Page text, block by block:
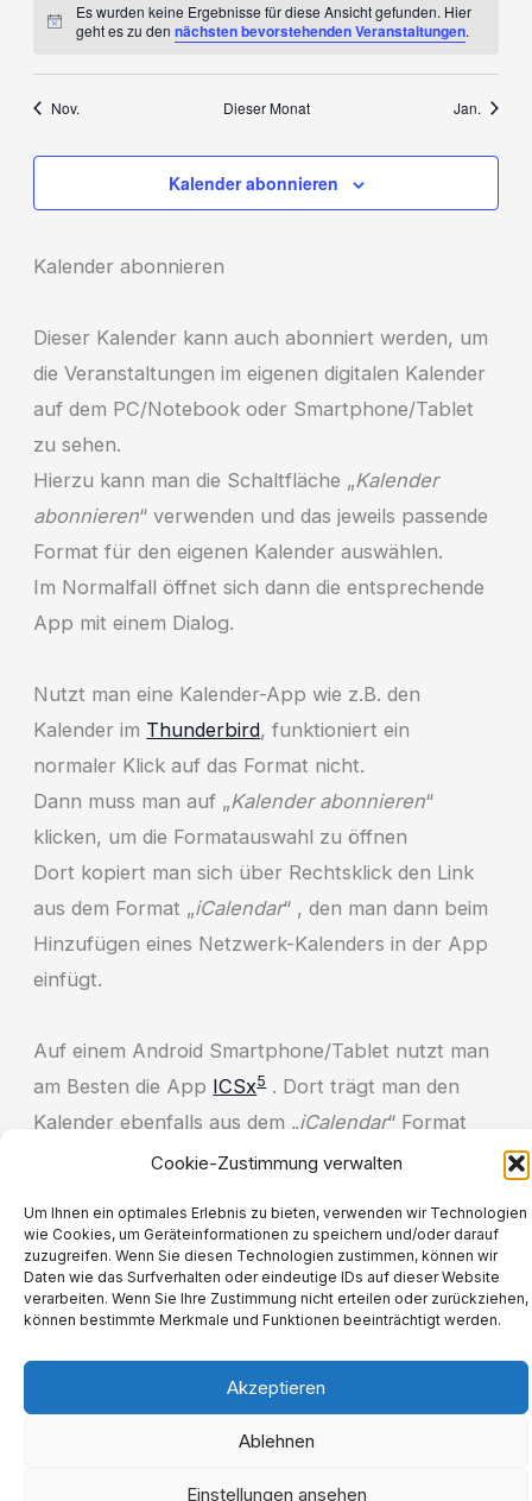
Cookie-Zustimmung verwalten
Um Ihnen ein optimales Erlebnis zu bieten, verwenden wir Technologien
wie Cookies, um Geräteinformationen zu speichern und/oder darauf
zuzugreifen. Wenn Sie diesen Technologien zustimmen, können wir
Daten wie das Surfverhalten oder eindeutige IDs auf dieser Website
verarbeiten. Wenn Sie Ihre Zustimmung nicht erteilen oder zurückziehen,
können bestimmte Merkmale und Funktionen beeinträchtigt werden.
Akzeptieren
Ablehnen
Einstellungen ansehen
Hinweis
Es wurden keine Ergebnisse für diese Ansicht gefunden. Hier
geht es zu den nächsten bevorstehenden Veranstaltungen.
Nov. Dieser Monat Jan.
Kalender abonnieren
Kalender abonnieren
Dieser Kalender kann auch abonniert werden, um
die Veranstaltungen im eigenen digitalen Kalender
auf dem PC/Notebook oder Smartphone/Tablet
zu sehen.
Hierzu kann man die Schaltfläche „Kalender
abonnieren“ verwenden und das jeweils passende
Format für den eigenen Kalender auswählen.
Im Normalfall öffnet sich dann die entsprechende
App mit einem Dialog.
Nutzt man eine Kalender-App wie z.B. den
Kalender im Thunderbird, funktioniert ein
normaler Klick auf das Format nicht.
Dann muss man auf „Kalender abonnieren“
klicken, um die Formatauswahl zu öffnen
Dort kopiert man sich über Rechtsklick den Link
aus dem Format „iCalendar“ , den man dann beim
Hinzufügen eines Netzwerk-Kalenders in der App
einfügt.
Auf einem Android Smartphone/Tablet nutzt man
am Besten die App ICSx5. Dort trägt man den
Kalender ebenfalls aus dem „iCalendar“ Format
kopierten Link ein.
Impressum
Cookie-Richtlinie (EU)
Copyright © 2026 Lincoln-Siedlung